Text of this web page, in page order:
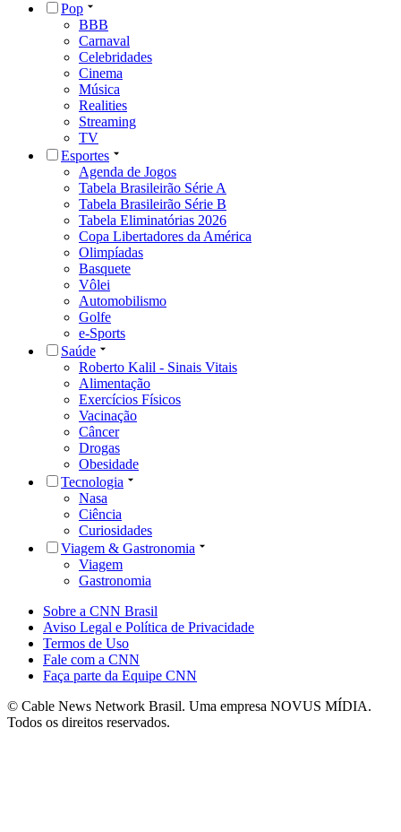
Pop
BBB
Carnaval
Celebridades
Cinema
Música
Realities
Streaming
TV
Esportes
Agenda de Jogos
Tabela Brasileirão Série A
Tabela Brasileirão Série B
Tabela Eliminatórias 2026
Copa Libertadores da América
Olimpíadas
Basquete
Vôlei
Automobilismo
Golfe
e-Sports
Saúde
Roberto Kalil - Sinais Vitais
Alimentação
Exercícios Físicos
Vacinação
Câncer
Drogas
Obesidade
Tecnologia
Nasa
Ciência
Curiosidades
Viagem & Gastronomia
Viagem
Gastronomia
Sobre a CNN Brasil
Aviso Legal e Política de Privacidade
Termos de Uso
Fale com a CNN
Faça parte da Equipe CNN
© Cable News Network Brasil. Uma empresa NOVUS MÍDIA.
Todos os direitos reservados.